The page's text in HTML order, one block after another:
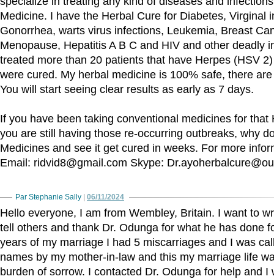
Medicine. I have the Herbal Cure for Diabetes, Virginal
Gonorrhea, warts virus infections, Leukemia, Breast
Menopause, Hepatitis A B C and HIV and other deadly
treated more than 20 patients that have Herpes (HSV
were cured. My herbal medicine is 100% safe, there
You will start seeing clear results as early as 7 days.
If you have been taking conventional medicines for that
you are still having those re-occurring outbreaks, why
Medicines and see it get cured in weeks. For more
Email: ridvid8@gmail.com Skype:
Par Stephanie Sally 06/11/2024
Hello everyone, I am from Wembley, Britain. I want to
tell others and thank Dr. Odunga for what he has done
years of my marriage I had 5 miscarriages and I was
names by my mother-in-law and this my marriage life
burden of sorrow. I contacted Dr. Odunga for help and I